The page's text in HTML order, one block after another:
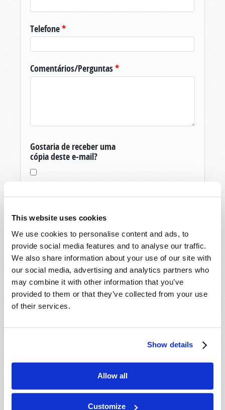
This website uses cookies
We use cookies to personalise content and ads, to
provide social media features and to analyse our traffic.
We also share information about your use of our site with
our social media, advertising and analytics partners who
may combine it with other information that you’ve
provided to them or that they’ve collected from your use
of their services.
Show details
Allow all
Customize
Telefone*
Comentários/Perguntas*
Gostaria de receber uma
cópia deste e-mail?
Obrigado pela sua pergunta sobre O Mundo
De Amanhã, produzida pela Igreja Viva de Deus.
Se você ainda não é um membro, e é um
residente dos Estados Unidos, então para vos
mostrar um pouco mais sobre as pessoas eo
ministério por trás deste trabalho, nosso
departamento de correspondência enviará um
aproveite o DVD e faremos o possível para
No serviço de Cristo,
O ministério da Igreja Viva de Deus.